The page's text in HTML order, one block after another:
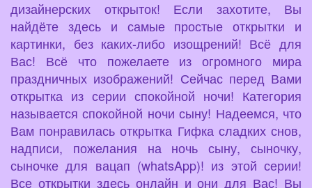
дизайнерских открыток! Если захотите, Вы
найдёте здесь и самые простые открытки и
картинки, без каких-либо изощрений! Всё для
Вас! Всё что пожелаете из огромного мира
праздничных изображений! Сейчас перед Вами
открытка из серии спокойной ночи! Категория
называется спокойной ночи сыну! Надеемся, что
Вам понравилась открытка Гифка сладких снов,
надписи, пожелания на ночь сыну, сыночку,
сыночке для вацап (whatsApp)! из этой серии!
Все открытки здесь онлайн и они для Вас! Вы